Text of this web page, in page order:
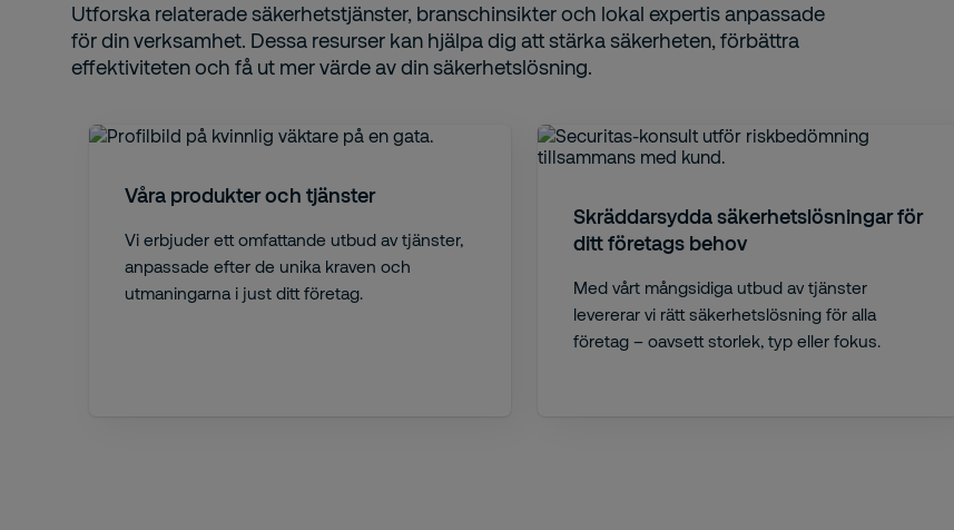
Utforska relaterade säkerhetstjänster, branschinsikter och lokal expertis anpassade
för din verksamhet. Dessa resurser kan hjälpa dig att stärka säkerheten, förbättra
effektiviteten och få ut mer värde av din säkerhetslösning.
Våra produkter och tjänster
Vi erbjuder ett omfattande utbud av tjänster,
anpassade efter de unika kraven och
utmaningarna i just ditt företag.
Skräddarsydda säkerhetslösningar för
ditt företags behov
Med vårt mångsidiga utbud av tjänster
levererar vi rätt säkerhetslösning för alla
företag – oavsett storlek, typ eller fokus.